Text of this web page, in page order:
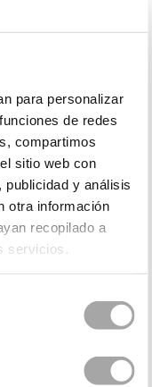
para personalizar
de redes
compartimos
sitio web con
publicidad y análisis
otra información
recopilado a
servicios.